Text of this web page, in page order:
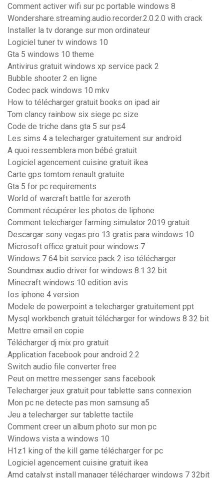
Comment activer wifi sur pc portable windows 8
Wondershare.streaming.audio.recorder.2.0.2.0 with crack
Installer la tv dorange sur mon ordinateur
Logiciel tuner tv windows 10
Gta 5 windows 10 theme
Antivirus gratuit windows xp service pack 2
Bubble shooter 2 en ligne
Codec pack windows 10 mkv
How to télécharger gratuit books on ipad air
Tom clancy rainbow six siege pc size
Code de triche dans gta 5 sur ps4
Les sims 4 a telecharger gratuitement sur android
A quoi ressemblera mon bébé gratuit
Logiciel agencement cuisine gratuit ikea
Carte gps tomtom renault gratuite
Gta 5 for pc requirements
World of warcraft battle for azeroth
Comment récupérer les photos de liphone
Comment telecharger farming simulator 2019 gratuit
Descargar sony vegas pro 13 gratis para windows 10
Microsoft office gratuit pour windows 7
Windows 7 64 bit service pack 2 iso télécharger
Soundmax audio driver for windows 8.1 32 bit
Minecraft windows 10 edition avis
Ios iphone 4 version
Modele de powerpoint a telecharger gratuitement ppt
Mysql workbench gratuit télécharger for windows 8 32 bit
Mettre email en copie
Télécharger dj mix pro gratuit
Application facebook pour android 2.2
Switch audio file converter free
Peut on mettre messenger sans facebook
Telecharger jeux gratuit pour tablette sans connexion
Mon pc ne detecte pas mon samsung a5
Jeu a telecharger sur tablette tactile
Comment creer un album photo sur mon pc
Windows vista a windows 10
H1z1 king of the kill game télécharger for pc
Logiciel agencement cuisine gratuit ikea
Amd catalyst install manager télécharger windows 7 32bit